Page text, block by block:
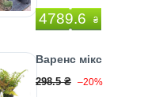
4789.6 ₴
Варенс мікс
298.5 ₴ –20%